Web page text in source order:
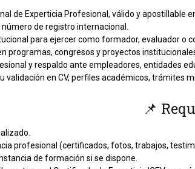
de Experticia Profesional, válido y apostillable en
de registro internacional.
para ejercer como formador, evaluador o
programas, congresos y proyectos
y respaldo ante empleadores, entidades
validación en CV, perfiles académicos, trámites
📌
profesional (certificados, fotos, trabajos,
de formación si se dispone.